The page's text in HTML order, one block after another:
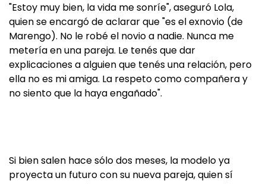
"Estoy muy bien, la vida me sonríe", aseguró Lola,
quien se encargó de aclarar que "es el exnovio (de
Marengo). No le robé el novio a nadie. Nunca me
metería en una pareja. Le tenés que dar
explicaciones a alguien que tenés una relación, pero
ella no es mi amiga. La respeto como compañera y
no siento que la haya engañado".
Si bien salen hace sólo dos meses, la modelo ya
proyecta un futuro con su nueva pareja, quien sí